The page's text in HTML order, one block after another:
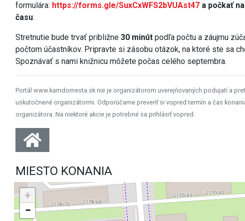
formulára: https://forms.gle/SuxCxWFS2bVUAst47 a počkať
času.
Stretnutie bude trvať približne30 minút podľa počtu a záujmu
počtom účastníkov. Pripravte si zásobu otázok, na ktoré ste sa
Spoznávať s nami knižnicu môžete počas celého septembra.
Portál www.kamdomesta.sk nie je organizátorom uverejňovaných podujatí a
uskutočnené organizátormi. Odporúčame preveriť si vopred termín a čas
organizátora. Na niektoré akcie je potrebné sa prihlásiť vopred.
MIESTO KONANIA
+
−